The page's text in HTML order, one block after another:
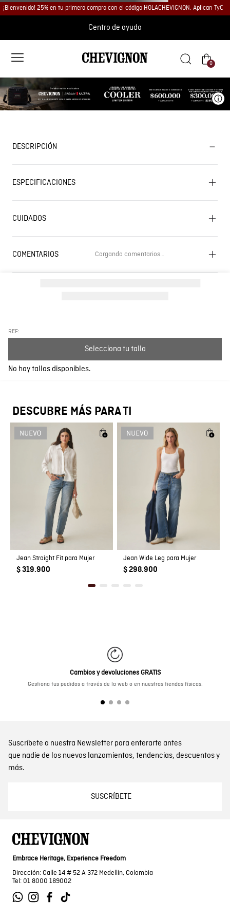
¡Bienvenido! 25% en tu primera compra con el código HOLACHEVIGNON. Aplican TyC
Centro de ayuda
0
REF:
Selecciona tu talla
No hay tallas disponibles.
DESCRIPCIÓN
ESPECIFICACIONES
CUIDADOS
COMENTARIOS Cargando comentarios…
Cargando el resumen…
DESCUBRE MÁS PARA TI
Jean Straight Fit para Mujer
$ 319.900
Jean Wide Leg para Mujer
$ 298.900
Cambios y devoluciones GRATIS
Gestiona tus pedidos a través de la web o en nuestras tiendas físicas.
Suscríbete a nuestra Newsletter para enterarte antes
que nadie de los nuevos lanzamientos, tendencias, descuentos y
más.
SUSCRÍBETE
Embrace Heritage, Experience Freedom
Dirección: Calle 14 # 52 A 372 Medellín, Colombia
Tel: 01 8000 189002